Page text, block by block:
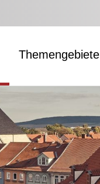
Themengebiete